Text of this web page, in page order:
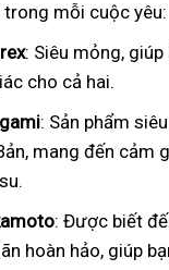
mỗi cuộc yêu:
: Siêu mỏng,
cho cả hai.
: Sản phẩm
mang đến cảm
: Được biết
hoàn hảo, giúp